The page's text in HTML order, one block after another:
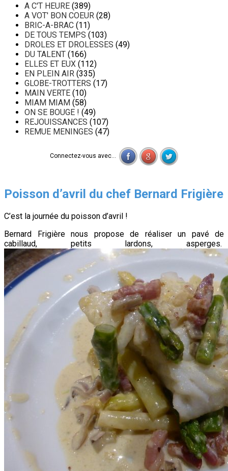
A C'T HEURE (389)
A VOT' BON COEUR (28)
BRIC-A-BRAC (11)
DE TOUS TEMPS (103)
DROLES ET DROLESSES (49)
DU TALENT (166)
ELLES ET EUX (112)
EN PLEIN AIR (335)
GLOBE-TROTTERS (17)
MAIN VERTE (10)
MIAM MIAM (58)
ON SE BOUGE ! (49)
REJOUISSANCES (107)
REMUE MENINGES (47)
Connectez-vous avec...
Poisson d’avril du chef Bernard Frigière
C’est la journée du poisson d’avril !
Bernard Frigière nous propose de réaliser un pavé de
cabillaud, petits lardons, asperges.